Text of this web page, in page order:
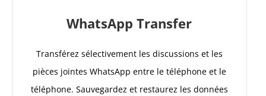
WhatsApp Transfer
Transférez sélectivement les discussions et les
pièces jointes WhatsApp entre le téléphone et le
téléphone. Sauvegardez et restaurez les données